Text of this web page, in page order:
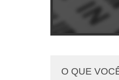
O QUE